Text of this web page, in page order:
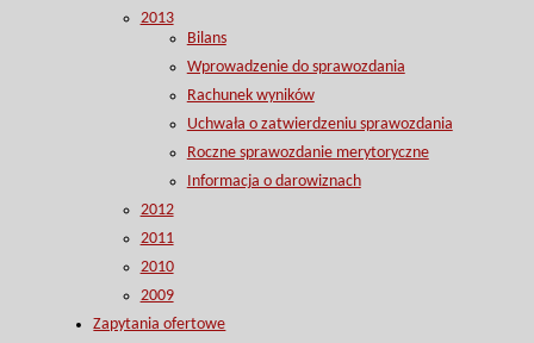
2013
Bilans
Wprowadzenie do sprawozdania
Rachunek wyników
Uchwała o zatwierdzeniu sprawozdania
Roczne sprawozdanie merytoryczne
Informacja o darowiznach
2012
2011
2010
2009
Zapytania ofertowe